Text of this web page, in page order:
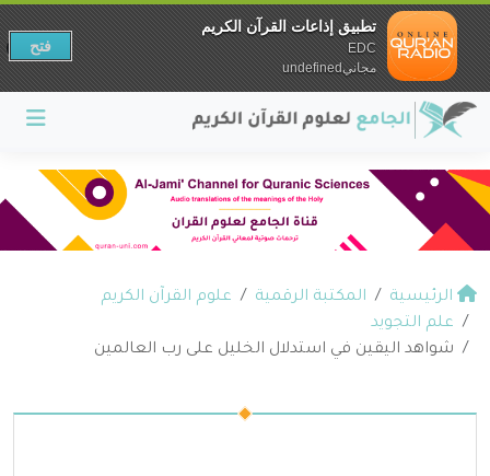
الرئيسية المكتبة الرقمية
علوم القرآن الكريم
علم التجويد
شواهد اليقين في استدلال الخليل على رب العالمين
تطبيق إذاعات القرآن الكريم
EDC
مجانيundefined
فتح